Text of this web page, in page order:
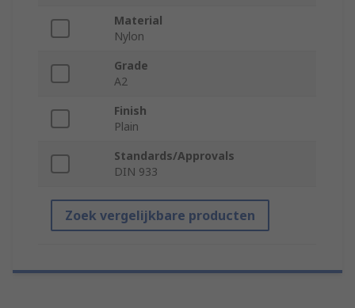
Material
Nylon
Grade
A2
Finish
Plain
Standards/Approvals
DIN 933
Zoek vergelijkbare producten